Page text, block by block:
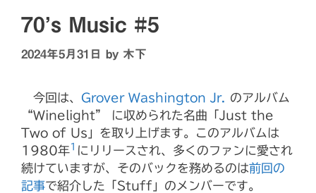
70’s Music #5
2024年5月31日 by 木下
今回は、 Grover Washington Jr.
のアルバム
“Winelight” に収められた名曲「Just the
Two of Us」を取り上げます。このアルバムは
1980年1 にリリースされ、多くのファンに愛され
続けていますが、そのバックを務めるのは前回の
記事で紹介した「Stuff」のメンバーです。